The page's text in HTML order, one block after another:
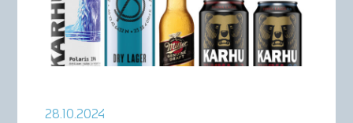
28.10.2024